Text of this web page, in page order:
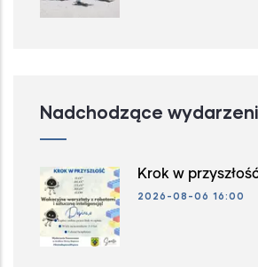
Nadchodzące
Krok w
2026-08-06 16:00